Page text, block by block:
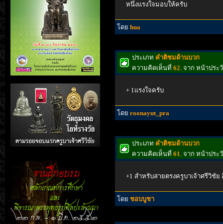
หนึ่งแรงใจมอบให้ครับ
โดย hua
ประเภท คำติชมด้านบวก
ความคิดเห็นที่ 62. จาก หน้าประ
+ 1แรงใจครับ
โดย roonayut_pra
ประเภท คำติชมด้านบวก
ความคิดเห็นที่ 61. จาก หน้าประ
+1 สำหรับสายตรงครูบาเจ้าศรีวิชั
โดย ชอบบูชา